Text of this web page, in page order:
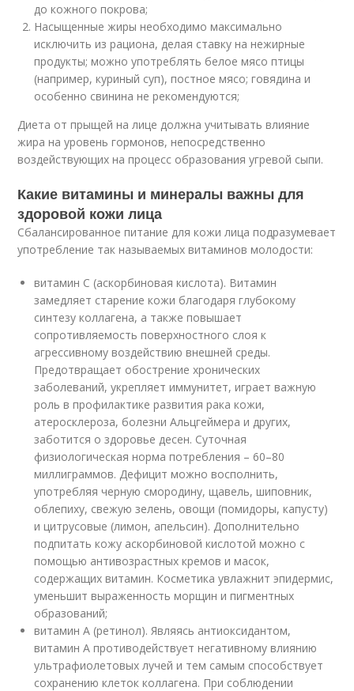
до кожного покрова;
Насыщенные жиры необходимо максимально
исключить из рациона, делая ставку на нежирные
продукты; можно употреблять белое мясо птицы
(например, куриный суп), постное мясо; говядина и
особенно свинина не рекомендуются;
Диета от прыщей на лице должна учитывать влияние
жира на уровень гормонов, непосредственно
воздействующих на процесс образования угревой сыпи.
Какие витамины и минералы важны для
здоровой кожи лица
Сбалансированное питание для кожи лица подразумевает
употребление так называемых витаминов молодости:
витамин С (аскорбиновая кислота). Витамин
замедляет старение кожи благодаря глубокому
синтезу коллагена, а также повышает
сопротивляемость поверхностного слоя к
агрессивному воздействию внешней среды.
Предотвращает обострение хронических
заболеваний, укрепляет иммунитет, играет важную
роль в профилактике развития рака кожи,
атеросклероза, болезни Альцгеймера и других,
заботится о здоровье десен. Суточная
физиологическая норма потребления – 60–80
миллиграммов. Дефицит можно восполнить,
употребляя черную смородину, щавель, шиповник,
облепиху, свежую зелень, овощи (помидоры, капусту)
и цитрусовые (лимон, апельсин). Дополнительно
подпитать кожу аскорбиновой кислотой можно с
помощью антивозрастных кремов и масок,
содержащих витамин. Косметика увлажнит эпидермис,
уменьшит выраженность морщин и пигментных
образований;
витамин А (ретинол). Являясь антиоксидантом,
витамин А противодействует негативному влиянию
ультрафиолетовых лучей и тем самым способствует
сохранению клеток коллагена. При соблюдении